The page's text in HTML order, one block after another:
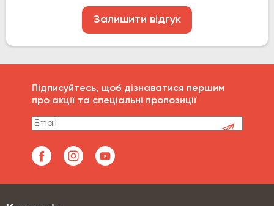
Залишити відгук
Підписуйтесь, щоб дізнаватися першим
про акції та спеціальні пропозиції